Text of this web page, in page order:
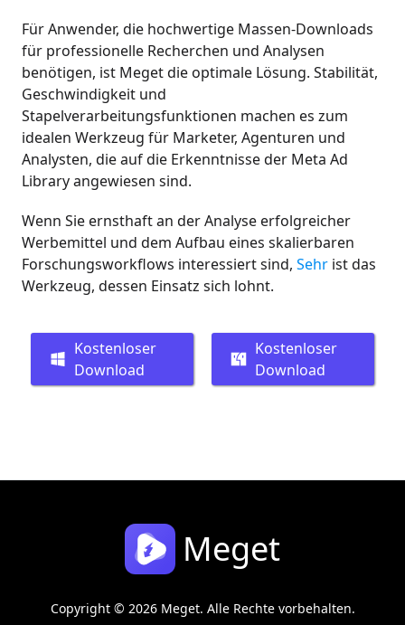
Für Anwender, die hochwertige Massen-Downloads
für professionelle Recherchen und Analysen
benötigen, ist Meget die optimale Lösung. Stabilität,
Geschwindigkeit und
Stapelverarbeitungsfunktionen machen es zum
idealen Werkzeug für Marketer, Agenturen und
Analysten, die auf die Erkenntnisse der Meta Ad
Library angewiesen sind.
Wenn Sie ernsthaft an der Analyse erfolgreicher
Werbemittel und dem Aufbau eines skalierbaren
Forschungsworkflows interessiert sind, Sehr ist das
Werkzeug, dessen Einsatz sich lohnt.
Kostenloser
Download
Kostenloser
Download
Meget
Copyright © 2026 Meget. Alle Rechte vorbehalten.